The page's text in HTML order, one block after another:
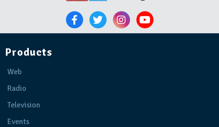
Products
Web
Radio
Television
Events